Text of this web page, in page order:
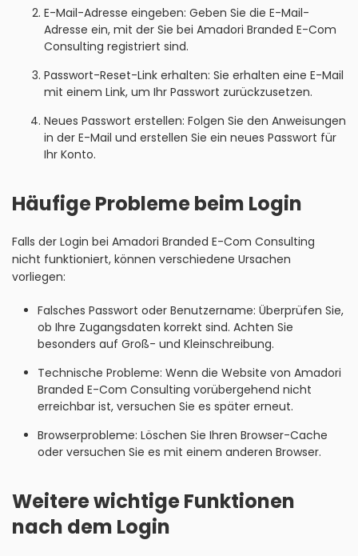
E-Mail-Adresse eingeben: Geben Sie die E-Mail-
Adresse ein, mit der Sie bei Amadori Branded E-Com
Consulting registriert sind.
Passwort-Reset-Link erhalten: Sie erhalten eine E-Mail
mit einem Link, um Ihr Passwort zurückzusetzen.
Neues Passwort erstellen: Folgen Sie den Anweisungen
in der E-Mail und erstellen Sie ein neues Passwort für
Ihr Konto.
Häufige Probleme beim Login
Falls der Login bei Amadori Branded E-Com Consulting
nicht funktioniert, können verschiedene Ursachen
vorliegen:
Falsches Passwort oder Benutzername: Überprüfen Sie,
ob Ihre Zugangsdaten korrekt sind. Achten Sie
besonders auf Groß- und Kleinschreibung.
Technische Probleme: Wenn die Website von Amadori
Branded E-Com Consulting vorübergehend nicht
erreichbar ist, versuchen Sie es später erneut.
Browserprobleme: Löschen Sie Ihren Browser-Cache
oder versuchen Sie es mit einem anderen Browser.
Weitere wichtige Funktionen
nach dem Login